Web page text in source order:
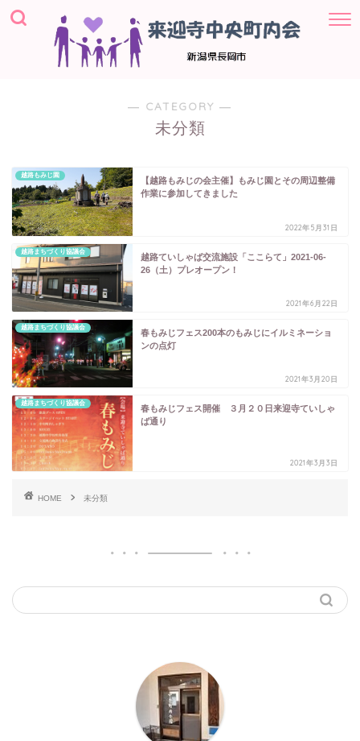
― CATEGORY ―
未分類
越路もみじ園
【越路もみじの会主催】もみじ園とその周辺整備
作業に参加してきました
2022年5月31日
越路まちづくり協議会
越路ていしゃば交流施設「ここらて」2021-06-
26（土）プレオープン！
2021年6月22日
越路まちづくり協議会
春もみじフェス200本のもみじにイルミネーショ
ンの点灯
2021年3月20日
越路まちづくり協議会
春もみじフェス開催 ３月２０日来迎寺ていしゃ
ば通り
2021年3月3日
HOME 未分類